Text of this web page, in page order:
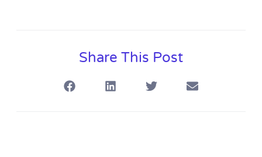
Share This Post